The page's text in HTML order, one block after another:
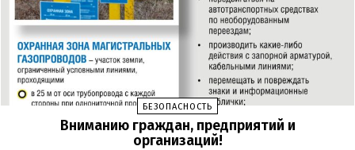
БЕЗОПАСНОСТЬ
Вниманию граждан, предприятий и
организаций!